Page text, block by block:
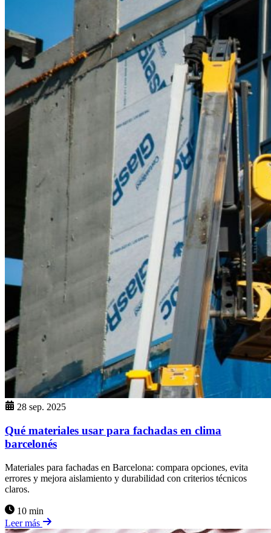
28 sep. 2025
Qué materiales usar para fachadas en clima
barcelonés
Materiales para fachadas en Barcelona: compara opciones, evita
errores y mejora aislamiento y durabilidad con criterios técnicos
claros.
10 min
Leer más